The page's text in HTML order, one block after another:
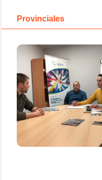
Provinciales